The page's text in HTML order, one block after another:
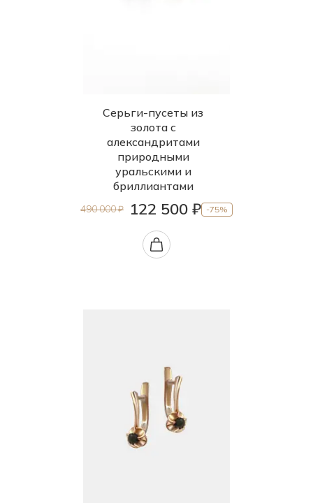
Серьги-пусеты из
золота с
александритами
природными
уральскими и
бриллиантами
490 000 ₽ 122 500 ₽ -75%